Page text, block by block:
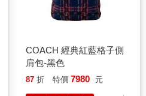
COACH 經典紅藍格子側
肩包-黑色
87 折 特價 7980 元